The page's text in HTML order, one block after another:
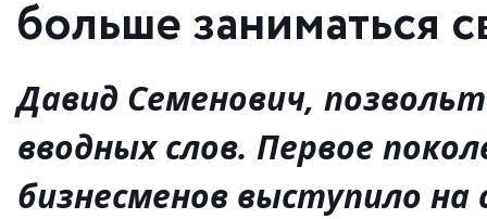
больше заниматься
Давид Семенович,
вводных слов. Первое
бизнесменов выступило на